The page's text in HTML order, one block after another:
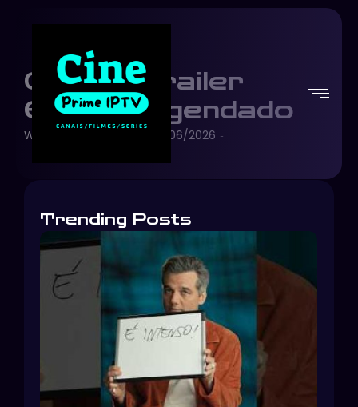
Gatto | Trailer
Oficial Legendado
Walt Disney Studios 12/06/2026 -
Trending Posts